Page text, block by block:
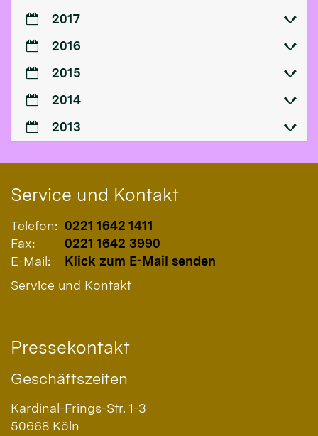
2017
2016
2015
2014
2013
Service und Kontakt
Telefon: 0221 1642 1411
Fax:
0221 1642 3990
E-Mail:
Klick zum E-Mail senden
Service und Kontakt
Pressekontakt
Geschäftszeiten
Kardinal-Frings-Str. 1-3
50668 Köln